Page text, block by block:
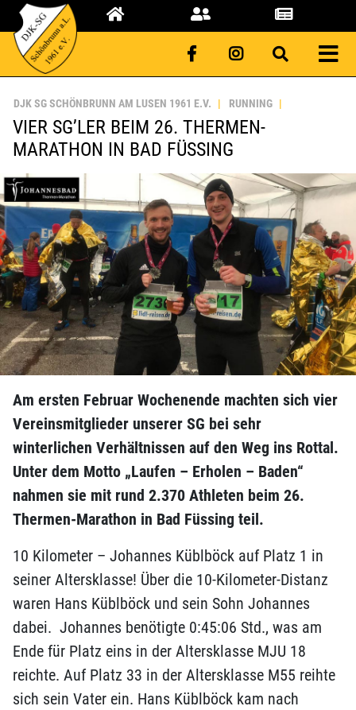
DJK SG SCHÖNBRUNN AM LUSEN 1961 E.V. RUNNING
VIER SG’LER BEIM 26. THERMEN-
MARATHON IN BAD FÜSSING
Am ersten Februar Wochenende machten sich vier
Vereinsmitglieder unserer SG bei sehr
winterlichen Verhältnissen auf den Weg ins Rottal.
Unter dem Motto „Laufen – Erholen – Baden“
nahmen sie mit rund 2.370 Athleten beim 26.
Thermen-Marathon in Bad Füssing teil.
10 Kilometer – Johannes Küblböck auf Platz 1 in
seiner Altersklasse! Über die 10-Kilometer-Distanz
waren Hans Küblböck und sein Sohn Johannes
dabei. Johannes benötigte 0:45:06 Std., was am
Ende für Platz eins in der Altersklasse MJU 18
reichte. Auf Platz 33 in der Altersklasse M55 reihte
sich sein Vater ein. Hans Küblböck kam nach